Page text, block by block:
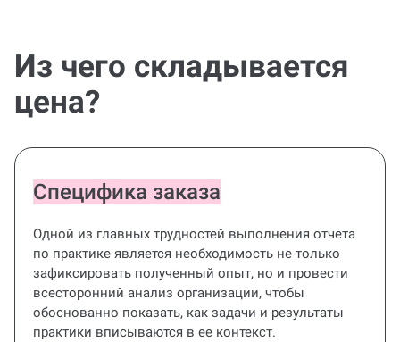
Из чего складывается
цена?
Специфика заказа
Одной из главных трудностей выполнения отчета
по практике является необходимость не только
зафиксировать полученный опыт, но и провести
всесторонний анализ организации, чтобы
обоснованно показать, как задачи и результаты
практики вписываются в ее контекст.